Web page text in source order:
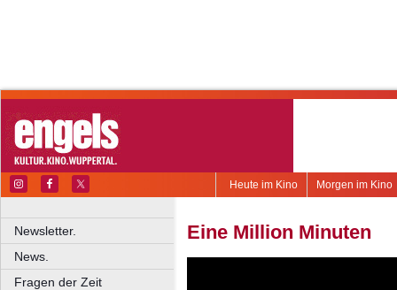
Morgen im Kino
Heute im Kino
Newsletter.
News.
Fragen der Zeit
Eine Million Minuten